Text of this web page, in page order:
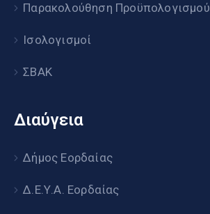
Παρακολούθηση Προϋπολογισμού
Ισολογισμοί
ΣΒΑΚ
Διαύγεια
Δήμος Εορδαίας
Δ.Ε.Υ.Α. Εορδαίας